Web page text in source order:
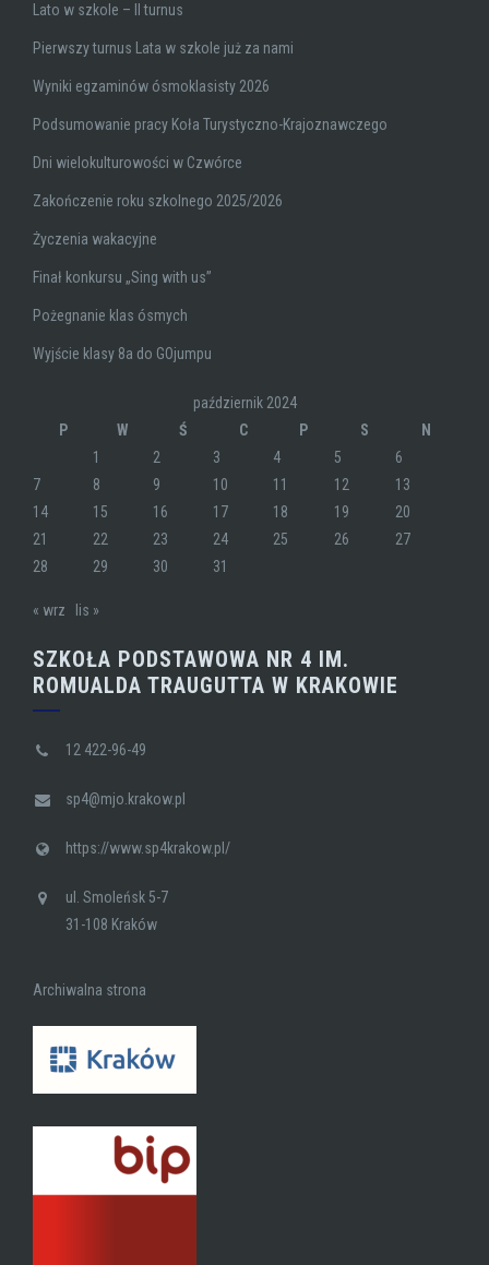
Lato w szkole – II turnus
Pierwszy turnus Lata w szkole już za nami
Wyniki egzaminów ósmoklasisty 2026
Podsumowanie pracy Koła Turystyczno-Krajoznawczego
Dni wielokulturowości w Czwórce
Zakończenie roku szkolnego 2025/2026
Życzenia wakacyjne
Finał konkursu „Sing with us”
Pożegnanie klas ósmych
Wyjście klasy 8a do GOjumpu
październik 2024
P
W Ś C P S
N
1
2 3 4 5
6
7
8 9 10 11 12
13
14
15 16 17 18 19
20
21
22 23 24 25 26
27
28
29 30 31
« wrz lis »
SZKOŁA PODSTAWOWA NR 4 IM.
ROMUALDA TRAUGUTTA W KRAKOWIE
12 422-96-49
sp4@mjo.krakow.pl
https://www.sp4krakow.pl/
ul. Smoleńsk 5-7
31-108 Kraków
Archiwalna strona